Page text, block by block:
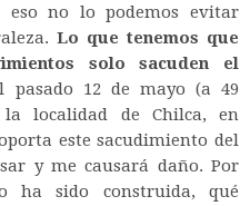
eso no lo podemos evitar
Lo que tenemos que
solo sacuden el
pasado 12 de mayo (a 49
localidad de Chilca, en
este sacudimiento del
y me causará daño. Por
ha sido construida, qué